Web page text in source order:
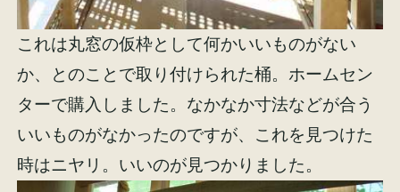
これは丸窓の仮枠として何かいいものがない
か、とのことで取り付けられた桶。ホームセン
ターで購入しました。なかなか寸法などが合う
いいものがなかったのですが、これを見つけた
時はニヤリ。いいのが見つかりました。